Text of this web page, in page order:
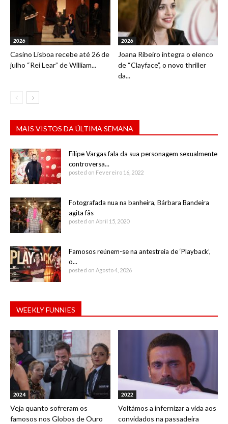
2026
Casino Lisboa recebe até 26 de
julho “Rei Lear” de William...
2026
Joana Ribeiro integra o elenco
de “Clayface”, o novo thriller
da...
MAIS VISTOS DA ÚLTIMA SEMANA
Filipe Vargas fala da sua personagem sexualmente
controversa...
posted on Fevereiro 16, 2022
Fotografada nua na banheira, Bárbara Bandeira
agita fãs
posted on Abril 15, 2020
Famosos reúnem-se na antestreia de ‘Playback’,
o...
posted on Agosto 4, 2026
WEEKLY FUNNIES
2024
Veja quanto sofreram os
famosos nos Globos de Ouro
2022
Voltámos a infernizar a vida aos
convidados na passadeira